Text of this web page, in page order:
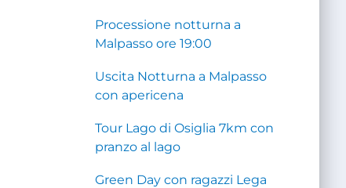
Processione notturna a
Malpasso ore 19:00
Uscita Notturna a Malpasso
con apericena
Tour Lago di Osiglia 7km con
pranzo al lago
Green Day con ragazzi Lega